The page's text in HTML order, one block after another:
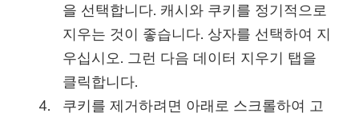
을 선택합니다. 캐시와 쿠키를 정기적으로
지우는 것이 좋습니다. 상자를 선택하여 지
우십시오. 그런 다음 데이터 지우기 탭을
클릭합니다.
쿠키를 제거하려면 아래로 스크롤하여 고